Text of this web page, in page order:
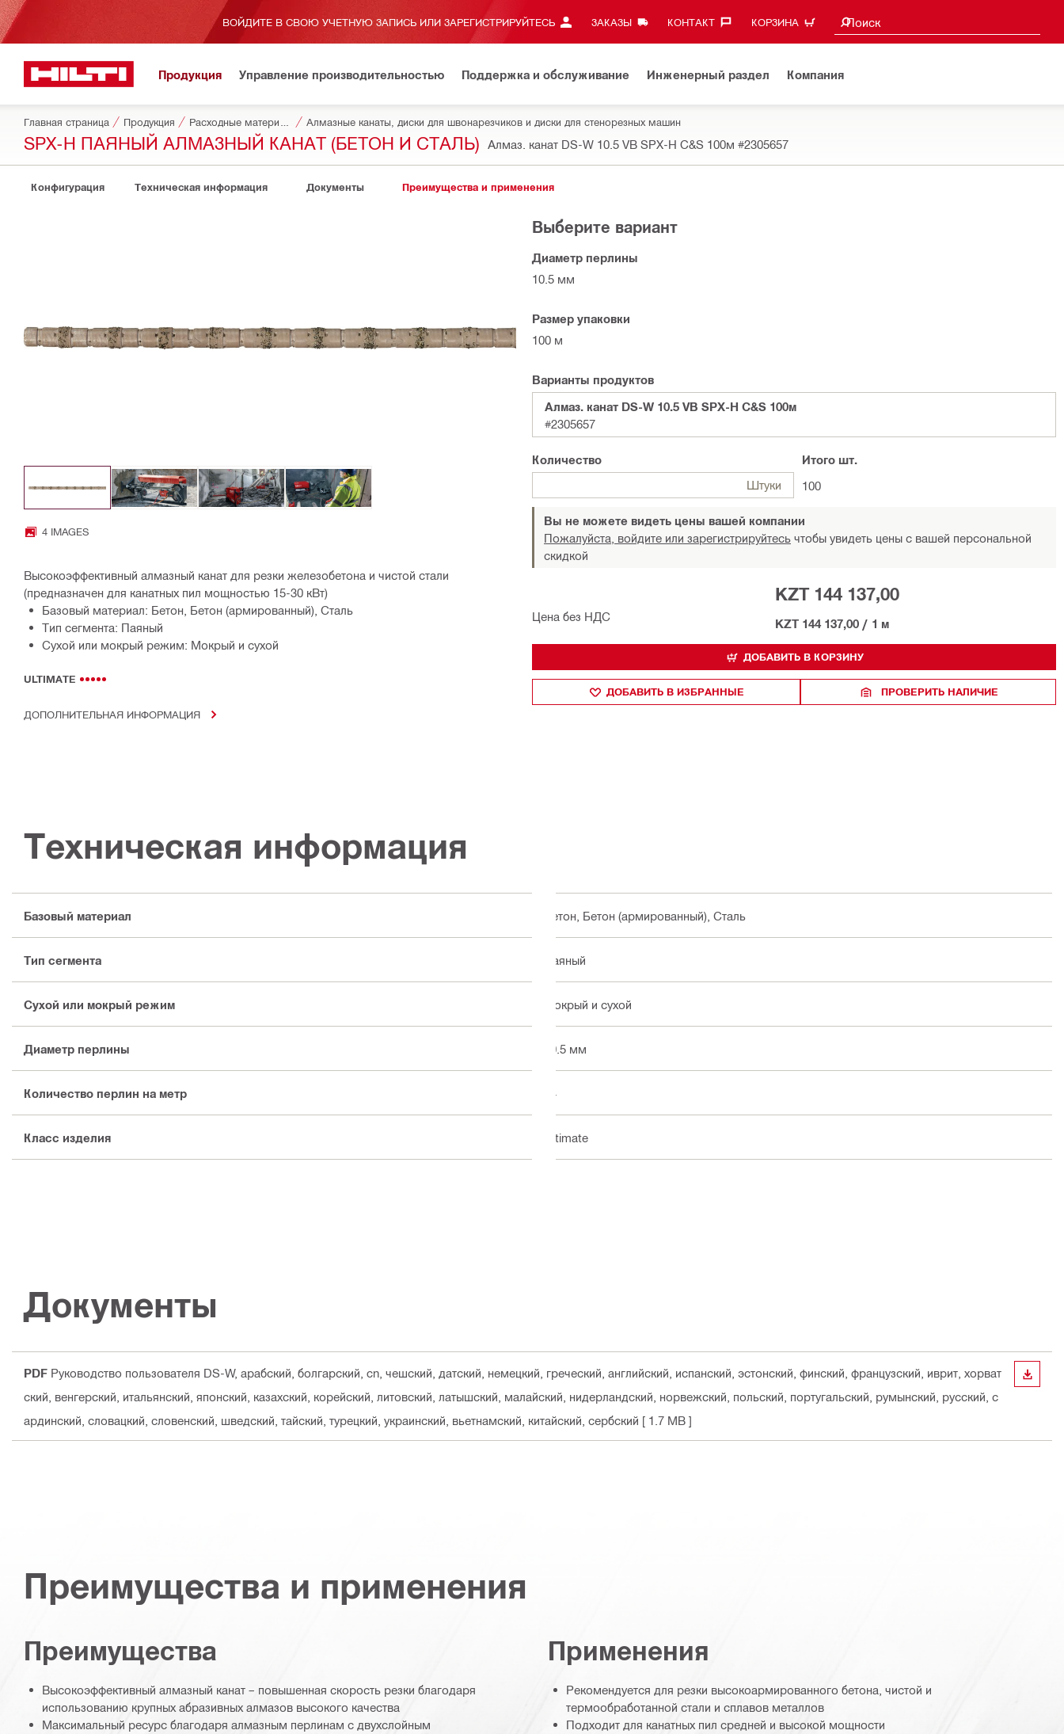
ВОЙДИТЕ В СВОЮ УЧЕТНУЮ ЗАПИСЬ ИЛИ ЗАРЕГИСТРИРУЙТЕСЬ ЗАКАЗЫ КОНТАКТ‎ КОРЗИНА Поиск
Поиск предложений
Продукция Управление производительностью Поддержка и обслуживание Инженерный раздел Компания
Главная страница Продукция Алмазные канаты, диски для швонарезчиков и диски для стенорезных машин
SPX-H ПАЯНЫЙ АЛМАЗНЫЙ КАНАТ (БЕТОН И СТАЛЬ) Алмаз. канат DS-W 10.5 VB SPX-H C&S 100м #2305657
Конфигурация Техническая информация Документы Преимущества и применения
4 IMAGES
Высокоэффективный алмазный канат для резки железобетона и чистой стали
(предназначен для канатных пил мощностью 15-30 кВт)
Базовый материал: Бетон, Бетон (армированный), Сталь
Тип сегмента: Паяный
Сухой или мокрый режим: Мокрый и сухой
ULTIMATE
ДОПОЛНИТЕЛЬНАЯ ИНФОРМАЦИЯ
Выберите вариант
Диаметр перлины
10.5 мм
Размер упаковки
100 м
Варианты продуктов
Алмаз. канат DS-W 10.5 VB SPX-H C&S 100м
#2305657
Количество
Штуки
Итого шт.
100
Вы не можете видеть цены вашей компании
Пожалуйста, войдите или зарегистрируйтесь чтобы увидеть цены с вашей персональной
скидкой
Цена без НДС
KZT 144 137,00
KZT 144 137,00 / 1 м
ДОБАВИТЬ В КОРЗИНУ
ДОБАВИТЬ В ИЗБРАННЫЕ ПРОВЕРИТЬ НАЛИЧИЕ
Техническая информация
Базовый материал Бетон, Бетон (армированный), Сталь
Тип сегмента Паяный
Сухой или мокрый режим Мокрый и сухой
Диаметр перлины 10.5 мм
Количество перлин на метр 44
Класс изделия Ultimate
Документы
PDF Руководство пользователя DS-W, арабский, болгарский, cn, чешский, датский, немецкий, греческий, английский, испанский, эстонский, финский, французский, иврит, хорват
ский, венгерский, итальянский, японский, казахский, корейский, литовский, латышский, малайский, нидерландский, норвежский, польский, португальский, румынский, русский, с
ардинский, словацкий, словенский, шведский, тайский, турецкий, украинский, вьетнамский, китайский, сербский [ 1.7 MB ]
Преимущества и применения
Преимущества
Высокоэффективный алмазный канат – повышенная скорость резки благодаря
использованию крупных абразивных алмазов высокого качества
Максимальный ресурс благодаря алмазным перлинам с двухслойным
Применения
Рекомендуется для резки высокоармированного бетона, чистой и
термообработанной стали и сплавов металлов
Подходит для канатных пил средней и высокой мощности